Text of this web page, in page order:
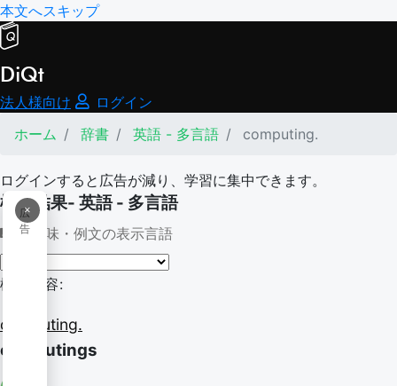
本文へスキップ
DiQt
法人様向け
ログイン
ホーム
辞書 英語 - 多言語 computing.
ログインすると広告が減り、学習に集中できます。
×
広
告
検索結果- 英語 - 多言語
意味・例文の表示言語
検索内容:
computing.
computings